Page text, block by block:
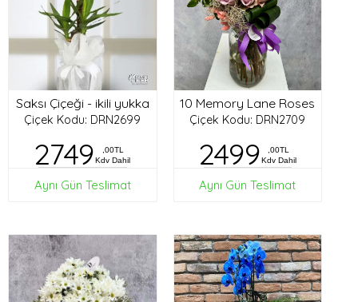
Saksı Çiçeği - ikili yukka
Çiçek Kodu: DRN2699
2749
,00TL
Kdv Dahil
Aynı Gün Teslimat
10 Memory Lane Roses
Çiçek Kodu: DRN2709
2499
,00TL
Kdv Dahil
Aynı Gün Teslimat